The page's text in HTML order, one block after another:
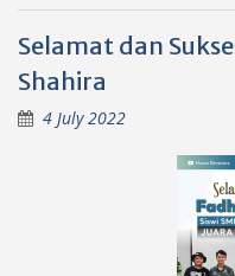
Selamat dan
Shahira
4 July 2022